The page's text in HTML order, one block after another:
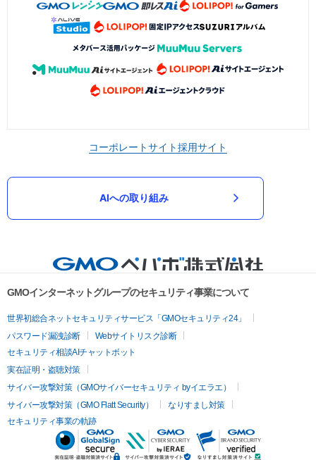
コーポレートサイト採用サイト
AIへの取り組み
GMOインターネットグループのセキュリティ事業について
世界初総合ネットセキュリティサービス「GMOセキュリティ24」
パスワード漏洩診断
Webサイトリスク診断
セキュリティ相談AIチャットボット
実在証明・盗聴対策
サイバー攻撃対策（GMOサイバーセキュリティ byイエラエ）
サイバー攻撃対策（GMO Flatt Security）
なりすまし対策
セキュリティ事業の軌跡